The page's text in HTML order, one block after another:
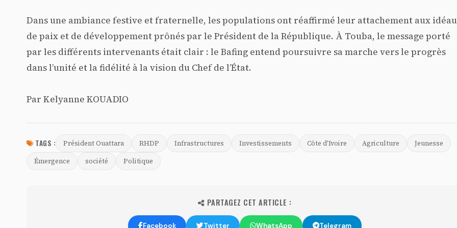
Dans une ambiance festive et fraternelle, les populations ont réaffirmé leur attachement aux
de paix et de développement prônés par le Président de la République. À Touba, le message porté
par les différents intervenants était clair : le Bafing entend poursuivre sa marche vers le progrès
dans l’unité et la fidélité à la vision du Chef de l’État.
Par Kelyanne KOUADIO
TAGS : Président Ouattara RHDP Infrastructures Investissements Côte d'Ivoire Agriculture Jeunesse
Émergence société Politique
PARTAGEZ CET ARTICLE :
Facebook Twitter WhatsApp Telegram